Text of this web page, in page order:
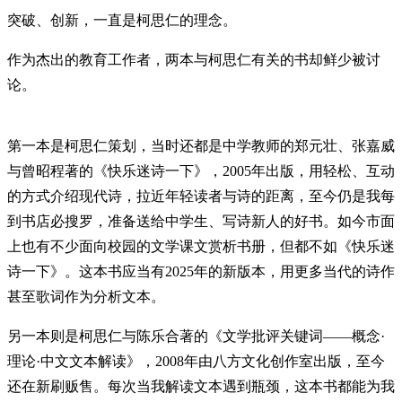
突破、创新，一直是柯思仁的理念。
作为杰出的教育工作者，两本与柯思仁有关的书却鲜少被讨
论。
第一本是柯思仁策划，当时还都是中学教师的郑元壮、张嘉威
与曾昭程著的《快乐迷诗一下》，2005年出版，用轻松、互动
的方式介绍现代诗，拉近年轻读者与诗的距离，至今仍是我每
到书店必搜罗，准备送给中学生、写诗新人的好书。如今市面
上也有不少面向校园的文学课文赏析书册，但都不如《快乐迷
诗一下》。这本书应当有2025年的新版本，用更多当代的诗作
甚至歌词作为分析文本。
另一本则是柯思仁与陈乐合著的《文学批评关键词——概念·
理论·中文文本解读》，2008年由八方文化创作室出版，至今
还在新刷贩售。每次当我解读文本遇到瓶颈，这本书都能为我